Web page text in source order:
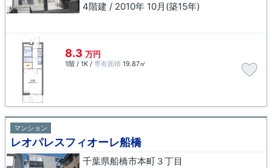
4階建 / 2010年 10月(築15年)
8.3 万円
1階 / 1K / 専有面積 19.87㎡
マンション
レオパレスフィオーレ船橋
千葉県船橋市本町３丁目